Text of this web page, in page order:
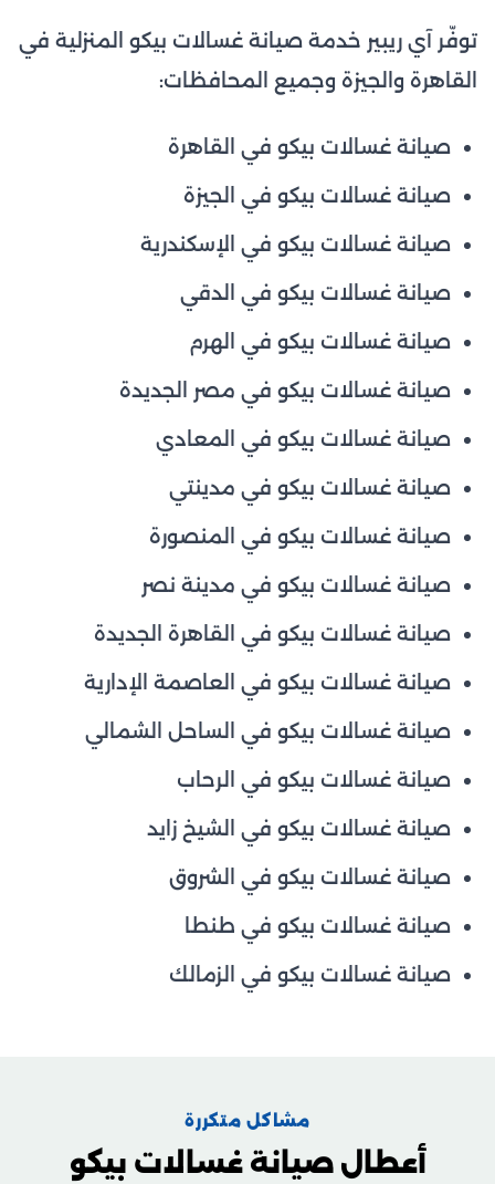
توفّر آي ريبير خدمة صيانة غسالات بيكو المنزلية في
القاهرة والجيزة وجميع المحافظات:
صيانة غسالات بيكو في القاهرة
صيانة غسالات بيكو في الجيزة
صيانة غسالات بيكو في الإسكندرية
صيانة غسالات بيكو في الدقي
صيانة غسالات بيكو في الهرم
صيانة غسالات بيكو في مصر الجديدة
صيانة غسالات بيكو في المعادي
صيانة غسالات بيكو في مدينتي
صيانة غسالات بيكو في المنصورة
صيانة غسالات بيكو في مدينة نصر
صيانة غسالات بيكو في القاهرة الجديدة
صيانة غسالات بيكو في العاصمة الإدارية
صيانة غسالات بيكو في الساحل الشمالي
صيانة غسالات بيكو في الرحاب
صيانة غسالات بيكو في الشيخ زايد
صيانة غسالات بيكو في الشروق
صيانة غسالات بيكو في طنطا
صيانة غسالات بيكو في الزمالك
مشاكل متكررة
أعطال صيانة غسالات بيكو